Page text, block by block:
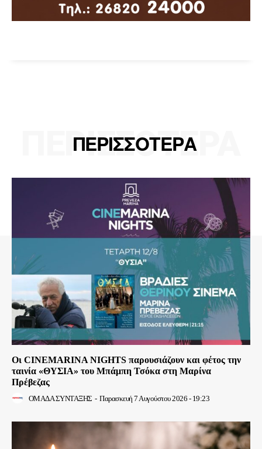
ΠΕΡΙΣΣΟΤΕΡΑ
ΠΕΡΙΣΣΟΤΕΡΑ
Οι CINEMARINA NIGHTS παρουσιάζουν και φέτος την
ταινία «ΘΥΣΙΑ» του Μπάμπη Τσόκα στη Μαρίνα
Πρέβεζας
ΟΜΑΔΑ ΣΥΝΤΑΞΗΣ - Παρασκευή 7 Αυγούστου 2026 - 19:23